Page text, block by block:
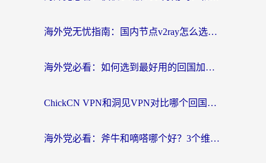
海外党无忧指南：国内节点v2ray怎么选？一键回国VPN+多场景实测帮你避坑
海外党必看：如何选到最好用的回国加速器？从节点到售后的全维度指南
ChickCN VPN和洞见VPN对比哪个回国效果更好？海外党亲测3款加速器+避坑指南
海外党必看：斧牛和嘀嗒哪个好？3个维度教你选对回国加速器